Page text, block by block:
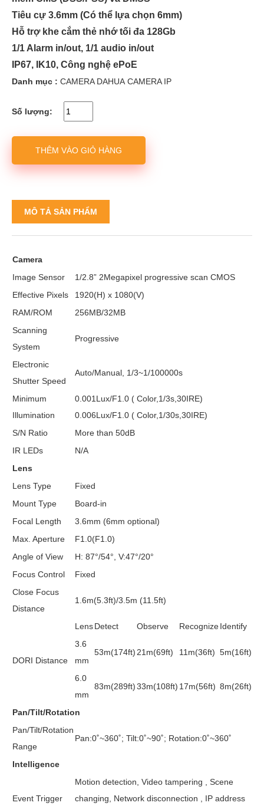
Tiêu cự 3.6mm (Có thể lựa chọn 6mm)
Hỗ trợ khe cắm thẻ nhớ tối đa 128Gb
1/1 Alarm in/out, 1/1 audio in/out
IP67, IK10, Công nghệ ePoE
Danh mục : CAMERA DAHUA CAMERA IP
Số lượng:
THÊM VÀO GIỎ HÀNG
MÔ TẢ SẢN PHẨM
Camera
Image Sensor
1/2.8” 2Megapixel progressive scan CMOS
Effective Pixels
1920(H) x 1080(V)
RAM/ROM
256MB/32MB
Scanning
System
Progressive
Electronic
Shutter Speed
Auto/Manual, 1/3~1/100000s
Minimum
Illumination
0.001Lux/F1.0 ( Color,1/3s,30IRE)
0.006Lux/F1.0 ( Color,1/30s,30IRE)
S/N Ratio
More than 50dB
IR LEDs
N/A
Lens
Lens Type
Fixed
Mount Type
Board-in
Focal Length
3.6mm (6mm optional)
Max. Aperture
F1.0(F1.0)
Angle of View
H: 87°/54°, V:47°/20°
Focus Control
Fixed
Close Focus
Distance
1.6m(5.3ft)/3.5m (11.5ft)
DORI Distance
LensDetect Observe RecognizeIdentify
3.6
mm
53m(174ft) 21m(69ft) 11m(36ft) 5m(16ft)
6.0
mm
83m(289ft)33m(108ft) 17m(56ft) 8m(26ft)
Pan/Tilt/Rotation
Pan/Tilt/Rotation
Range
Pan:0˚~360˚; Tilt:0˚~90˚; Rotation:0˚~360˚
Intelligence
Event Trigger
Motion detection, Video tampering , Scene
changing, Network disconnection , IP address